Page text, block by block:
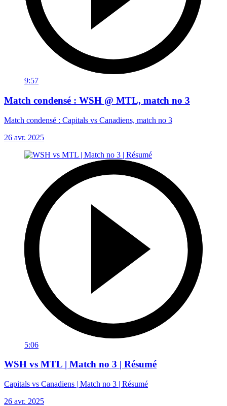
9:57
Match condensé : WSH @ MTL, match no 3
Match condensé : Capitals vs Canadiens, match no 3
26 avr. 2025
5:06
WSH vs MTL | Match no 3 | Résumé
Capitals vs Canadiens | Match no 3 | Résumé
26 avr. 2025